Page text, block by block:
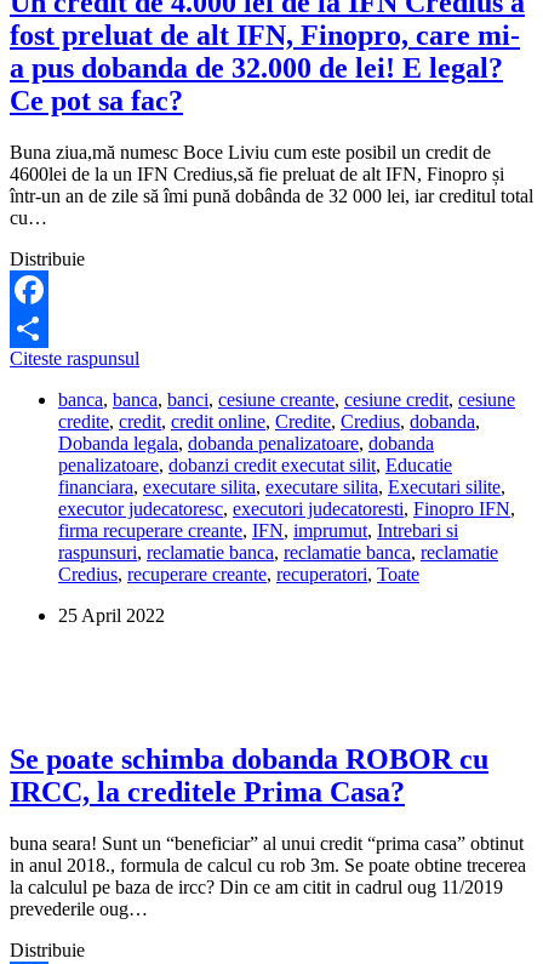
fost preluat de alt IFN, Finopro, care mi-
a pus dobanda de 32.000 de lei! E legal?
Ce pot sa fac?
Buna ziua,mă numesc Boce Liviu cum este posibil un credit de
4600lei de la un IFN Credius,să fie preluat de alt IFN, Finopro și
într-un an de zile să îmi pună dobânda de 32 000 lei, iar creditul total
cu…
Distribuie
Facebook
Share
Citeste raspunsul
de
4.000
lei
de
la
IFN
Credius
a
fost
de
a
pus
dobanda
32.000
de
lei!
banca, banca, banci, cesiune creante, cesiune credit, cesiune
credite, credit, credit online, Credite, Credius, dobanda,
Dobanda legala, dobanda penalizatoare, dobanda
penalizatoare, dobanzi credit executat silit, Educatie
financiara, executare silita, executare silita, Executari silite,
executor judecatoresc, executori judecatoresti, Finopro IFN,
firma recuperare creante, IFN, imprumut, Intrebari si
raspunsuri, reclamatie banca, reclamatie banca, reclamatie
Credius, recuperare creante, recuperatori, Toate
25 April 2022
Se poate schimba dobanda ROBOR cu
IRCC, la creditele Prima Casa?
buna seara! Sunt un “beneficiar” al unui credit “prima casa” obtinut
in anul 2018., formula de calcul cu rob 3m. Se poate obtine trecerea
la calculul pe baza de ircc? Din ce am citit in cadrul oug 11/2019
prevederile oug…
Distribuie